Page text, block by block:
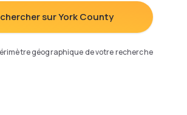
sur York County
géographique de votre recherche